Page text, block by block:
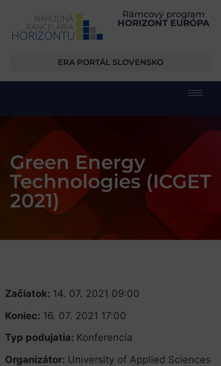
Rámcový program
HORIZONT EURÓPA
ERA PORTÁL SLOVENSKO
Green Energy
Technologies (ICGET
2021)
Začiatok: 14. 07. 2021 09:00
Koniec: 16. 07. 2021 17:00
Typ podujatia: Konferencia
Organizátor: University of Applied Sciences